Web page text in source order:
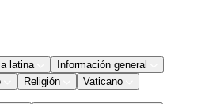
latina
Información general
Religión Vaticano